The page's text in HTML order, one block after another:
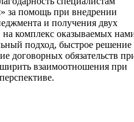
за помощь при внедрении
и получения двух
комплекс оказываемых
подход, быстрое решение
договорных обязательств
взаимоотношения при